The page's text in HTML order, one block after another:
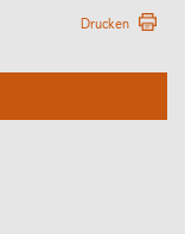
Drucken